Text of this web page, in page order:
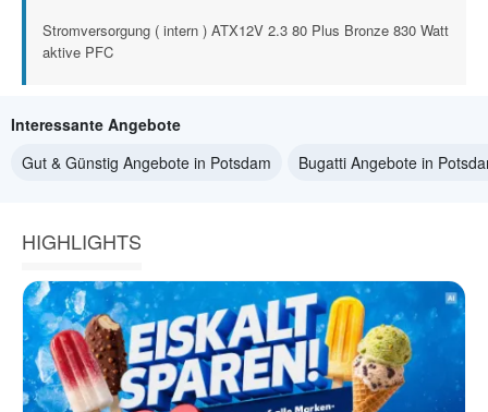
Stromversorgung ( intern ) ATX12V 2.3 80 Plus Bronze 830 Watt
aktive PFC
Interessante Angebote
Gut & Günstig Angebote in Potsdam
Bugatti Angebote in
HIGHLIGHTS